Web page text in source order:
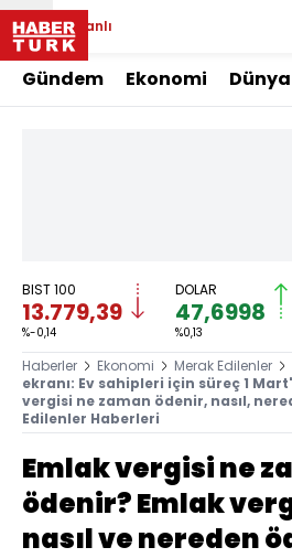
Canlı
Gündem Ekonomi Dünya
BIST 100
13.779,39
%-0,14
DOLAR
47,6998
%0,13
Haberler Ekonomi Merak Edilenler
ekranı: Ev sahipleri için süreç 1
vergisi ne zaman ödenir, nasıl,
Edilenler Haberleri
Emlak vergisi ne
ödenir? Emlak
nasıl ve nereden